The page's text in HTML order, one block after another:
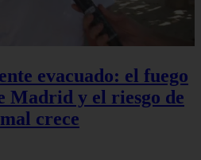
evacuado: el fuego
Madrid y el riesgo de
crece